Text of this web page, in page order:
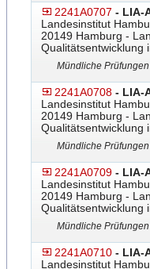
2241A0707 - LIA-
Landesinstitut
20149 Hamburg -
Qualitätsentwicklung
Mündliche
2241A0708 - LIA-
Landesinstitut
20149 Hamburg -
Qualitätsentwicklung
Mündliche
2241A0709 - LIA-
Landesinstitut
20149 Hamburg -
Qualitätsentwicklung
Mündliche
2241A0710 - LIA-
Landesinstitut